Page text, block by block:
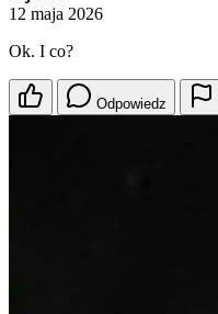
12 maja 2026
Ok. I co?
Odpowiedz